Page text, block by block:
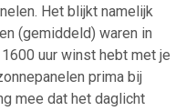
Het blijkt namelijk
(gemiddeld) waren in
uur winst hebt met je
prima bij
mee dat het daglicht